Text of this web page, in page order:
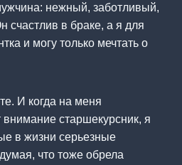
нежный, заботливый,
в браке, а я для
и могу только мечтать о
И когда на меня
старшекурсник, я
в жизни серьезные
что тоже обрела